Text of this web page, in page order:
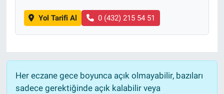
Yol Tarifi Al 0 (432) 215 54 51
Her eczane gece boyunca açık olmayabilir, bazıları
sadece gerektiğinde açık kalabilir veya